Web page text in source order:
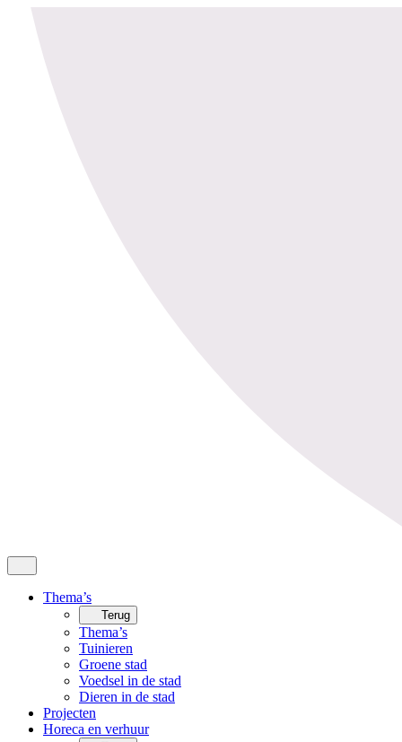
Thema’s
Terug
Thema’s
Tuinieren
Groene stad
Voedsel in de stad
Dieren in de stad
Projecten
Horeca en verhuur